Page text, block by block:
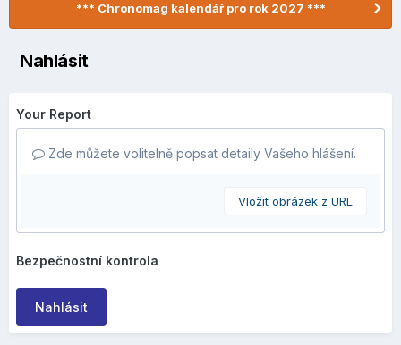
*** Chronomag kalendář pro rok 2027 ***
Nahlásit
Your Report
Zde můžete volitelně popsat detaily Vašeho hlášení.
Vložit obrázek z URL
Bezpečnostní kontrola
Nahlásit